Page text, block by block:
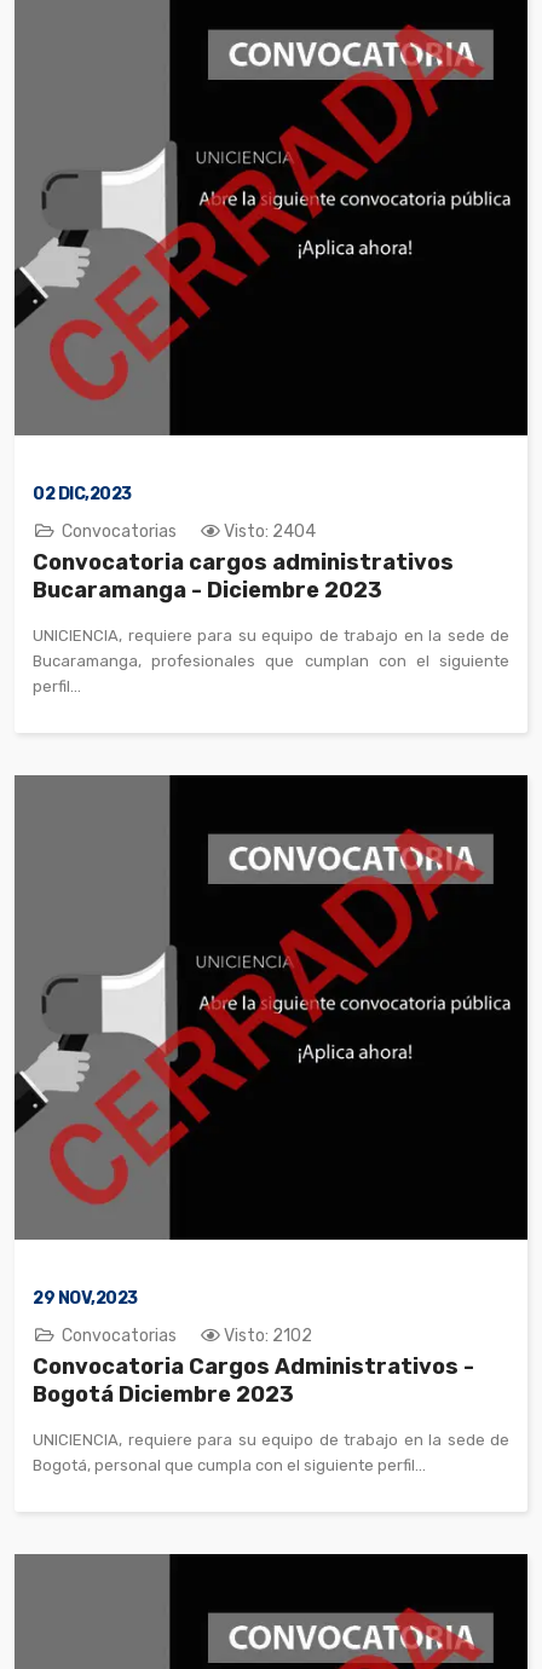
02DIC,2023
Convocatorias
Visto: 2404
Convocatoria cargos administrativos
Bucaramanga - Diciembre 2023
UNICIENCIA, requiere para su equipo de trabajo en la sede de
Bucaramanga, profesionales que cumplan con el siguiente
perfil...
29 NOV,2023
Convocatorias
Visto: 2102
Convocatoria Cargos Administrativos -
Bogotá Diciembre 2023
UNICIENCIA, requiere para su equipo de trabajo en la sede de
Bogotá, personal que cumpla con el siguiente perfil...